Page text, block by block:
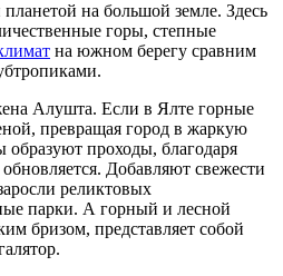
на большой земле. Здесь
горы, степные
на южном берегу сравним
Алушта. Если в Ялте горные
превращая город в жаркую
проходы, благодаря
Добавляют свежести
реликтовых
парки. А горный и лесной
бризом, представляет собой